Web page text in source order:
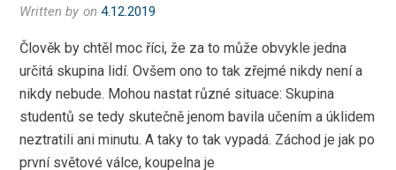
Written by on4.12.2019
Člověk by chtěl moc říci, že za to může obvykle jedna
určitá skupina lidí. Ovšem ono to tak zřejmé nikdy není a
nikdy nebude. Mohou nastat různé situace: Skupina
studentů se tedy skutečně jenom bavila učením a úklidem
neztratili ani minutu. A taky to tak vypadá. Záchod je jak po
první světové válce, koupelna je